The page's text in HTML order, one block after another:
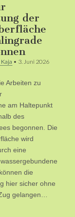
der
• 3. Juni 2026
Arbeiten zu
am Haltepunkt
des
begonnen. Die
wird
eine
die
hier sicher ohne
gelangen…